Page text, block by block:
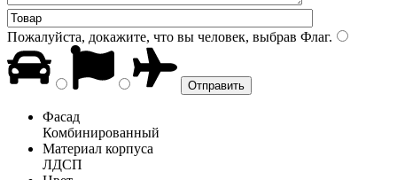
Пожалуйста, докажите, что вы человек, выбрав Флаг.
Фасад
Комбинированный
Материал корпуса
ЛДСП